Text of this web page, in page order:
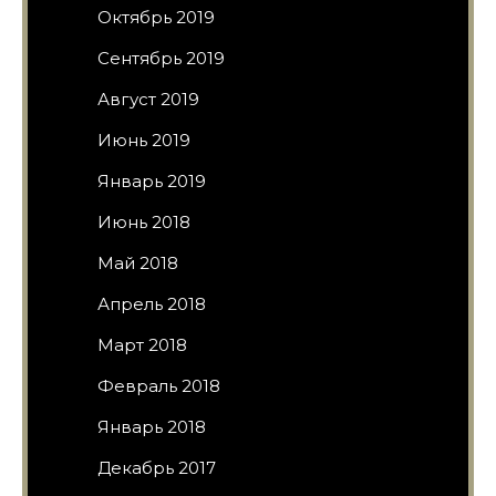
Октябрь 2019
Сентябрь 2019
Август 2019
Июнь 2019
Январь 2019
Июнь 2018
Май 2018
Апрель 2018
Март 2018
Февраль 2018
Январь 2018
Декабрь 2017